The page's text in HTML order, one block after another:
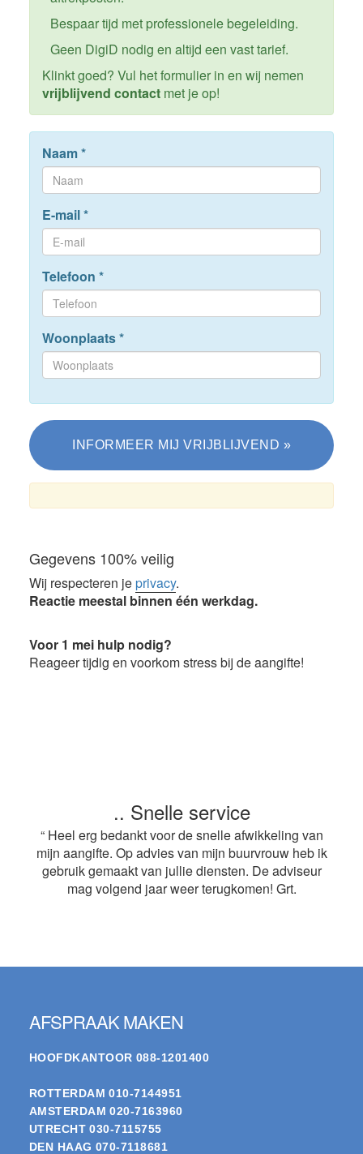
Bespaar tijd met professionele begeleiding.
Geen DigiD nodig en altijd een vast tarief.
Klinkt goed? Vul het formulier in en wij nemen
vrijblijvend contactmet je op!
Naam*
E-mail*
Telefoon *
Woonplaats*
Gegevens 100% veilig
Wij respecteren jeprivacy.
Reactie meestal binnen één werkdag.
Voor 1 mei hulp nodig?
Reageer tijdig en voorkom stress bij de aangifte!
.. Snelle service
“ Heel erg bedankt voor de snelle afwikkeling van
mijn aangifte. Op advies van mijn buurvrouw heb ik
gebruik gemaakt van jullie diensten. De adviseur
mag volgend jaar weer terugkomen! Grt.
AFSPRAAK MAKEN
HOOFDKANTOOR 088-1201400
ROTTERDAM 010-7144951
AMSTERDAM 020-7163960
UTRECHT 030-7115755
DEN HAAG 070-7118681